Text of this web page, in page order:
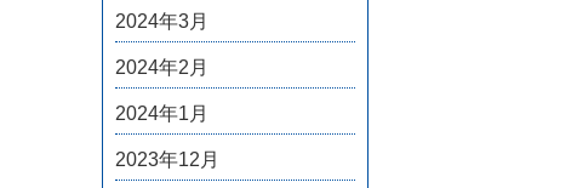
2024年3月
2024年2月
2024年1月
2023年12月